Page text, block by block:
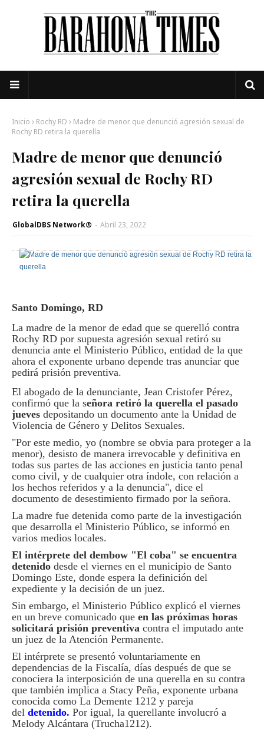
Inicio Rochy RD
Madre de menor que denunció agresión sexual de
Rochy RD retira la querella
Madre de menor que denunció
agresión sexual de Rochy RD
retira la querella
GlobalDBS Network® - Abril 23, 2022
Santo Domingo, RD
La madre de la menor de edad que se querelló contra
Rochy RD por supuesta agresión sexual retiró su
denuncia ante el Ministerio Público, entidad de la que
ahora el exponente urbano depende tras anunciar que
pedirá prisión preventiva.
El abogado de la denunciante, Jean Cristofer Pérez,
confirmó que la señora retiró la querella el pasado
jueves depositando un documento ante la Unidad de
Violencia de Género y Delitos Sexuales.
"Por este medio, yo (nombre se obvia para proteger a la
menor), desisto de manera irrevocable y definitiva en
todas sus partes de las acciones en justicia tanto penal
como civil, y de cualquier otra índole, con relación a
los hechos referidos y a la denuncia", dice el
documento de desestimiento firmado por la señora.
La madre fue detenida como parte de la investigación
que desarrolla el Ministerio Público, se informó en
varios medios locales.
El intérprete del dembow "El coba" se encuentra
detenido desde el viernes en el municipio de Santo
Domingo Este, donde espera la definición del
expediente y la decisión de un juez.
Sin embargo, el Ministerio Público explicó el viernes
en un breve comunicado que en las próximas horas
solicitará prisión preventiva contra el imputado ante
un juez de la Atención Permanente.
El intérprete se presentó voluntariamente en
dependencias de la Fiscalía, días después de que se
conociera la interposición de una querella en su contra
que también implica a Stacy Peña, exponente urbana
conocida como La Demente 1212 y pareja
del detenido. Por igual, la querellante involucró a
Melody Alcántara (Trucha1212).